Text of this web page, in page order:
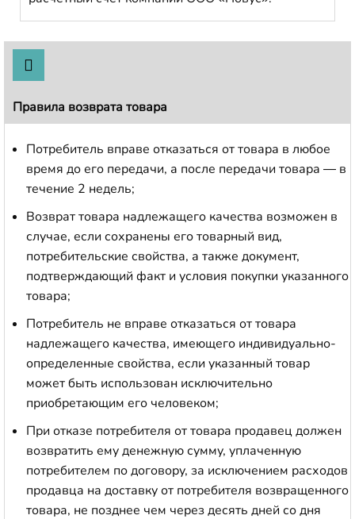
Правила возврата товара
Потребитель вправе отказаться от товара в любое
время до его передачи, а после передачи товара — в
течение 2 недель;
Возврат товара надлежащего качества возможен в
случае, если сохранены его товарный вид,
потребительские свойства, а также документ,
подтверждающий факт и условия покупки указанного
товара;
Потребитель не вправе отказаться от товара
надлежащего качества, имеющего индивидуально-
определенные свойства, если указанный товар
может быть использован исключительно
приобретающим его человеком;
При отказе потребителя от товара продавец должен
возвратить ему денежную сумму, уплаченную
потребителем по договору, за исключением расходов
продавца на доставку от потребителя возвращенного
товара, не позднее чем через десять дней со дня